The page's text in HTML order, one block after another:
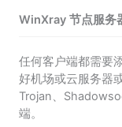
WinXray 节点服务
任何客户端都需要
好机场或云服务器
Trojan、
端。